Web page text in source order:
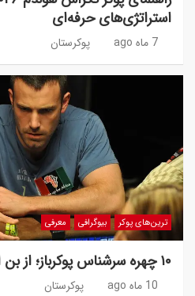
استراتژی‌های حرفه‌ای
7 ماه ago پوکرستان
ترین‌های پوکر بیوگرافی معرفی
۱۰ چهره سرشناس پوکرباز؛ از بن افلک تا نیمار
10 ماه ago پوکرستان